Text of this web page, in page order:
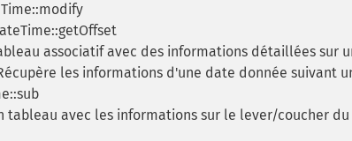
associatif avec des informations détaillées sur
les informations d'une date donnée suivant
tableau avec les informations sur le lever/coucher